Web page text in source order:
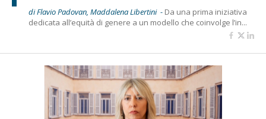
di Flavio Padovan, Maddalena Libertini - Da una prima iniziativa
dedicata all’equità di genere a un modello che coinvolge l’in...